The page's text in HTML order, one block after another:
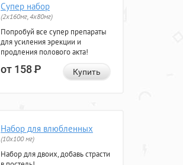
Супер набор
(2х160мг, 4х80мг)
Попробуй все супер препараты
для усиления эрекции и
продления полового акта!
от 158Р Купить
Набор для влюбленных
(10х100 мг)
Набор для двоих, добавь страсти